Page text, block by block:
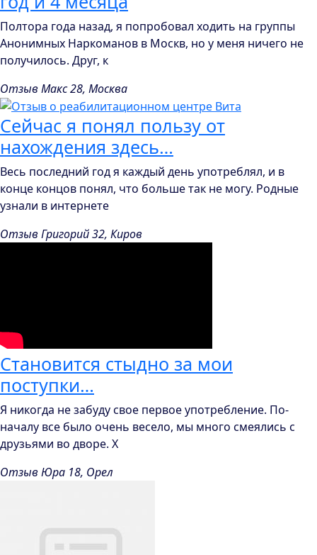
Полтора года назад, я попробовал ходить на группы
Анонимных Наркоманов в Москв, но у меня ничего не
получилось. Друг, к
Отзыв Макс 28, Москва
Сейчас я понял пользу от
нахождения здесь…
Весь последний год я каждый день употреблял, и в
конце концов понял, что больше так не могу. Родные
узнали в интернете
Отзыв Григорий 32, Киров
Становится стыдно за мои
поступки…
Я никогда не забуду свое первое употребление. По-
началу все было очень весело, мы много смеялись с
друзьями во дворе. Х
Отзыв Юра 18, Орел